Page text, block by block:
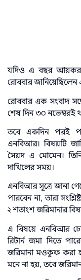
যদিও এ বছর আয়কর
রোববার জানিয়েছিলেন
রোববার এক সংবাদ
শেষ দিন ৩০ নভেম্বরই
তবে একদিন পরই
এনবিআর। বিষয়টি
সৈয়দ এ মোমেন।
দাখিলের সময়।
এনবিআর সূত্রে জানা
পারবেন না, তারা
২ শতাংশ জরিমানার
এ বিষয়ে এনবিআর
রিটার্ন জমা দিতে
জরিমানা মওকুফ করা
মনে না হয়, তবে